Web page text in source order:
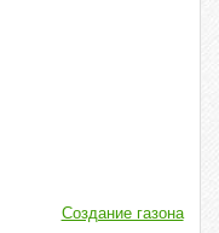
Создание газона